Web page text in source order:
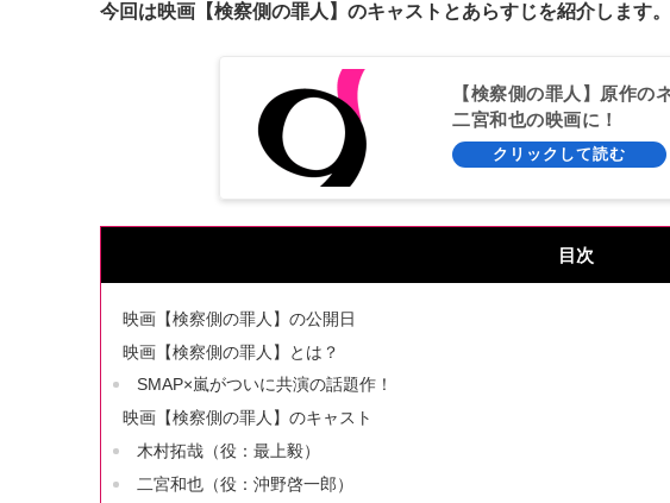
今回は映画【検察側の罪人】のキャストとあらすじを紹介します。
【検察側の罪人】原作の
二宮和也の映画に！
目次
映画【検察側の罪人】の公開日
映画【検察側の罪人】とは？
SMAP×嵐がついに共演の話題作！
映画【検察側の罪人】のキャスト
木村拓哉（役：最上毅）
二宮和也（役：沖野啓一郎）